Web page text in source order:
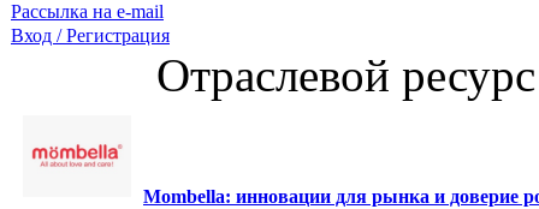
Рассылка на e-mail
Вход / Регистрация
Отраслевой
Mombella: инновации для рынка и доверие